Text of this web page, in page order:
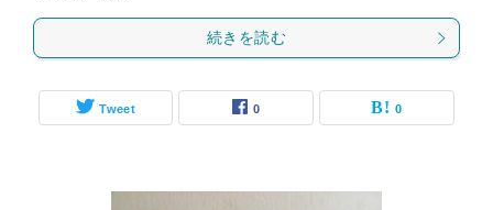
続きを読む
Tweet 0 0